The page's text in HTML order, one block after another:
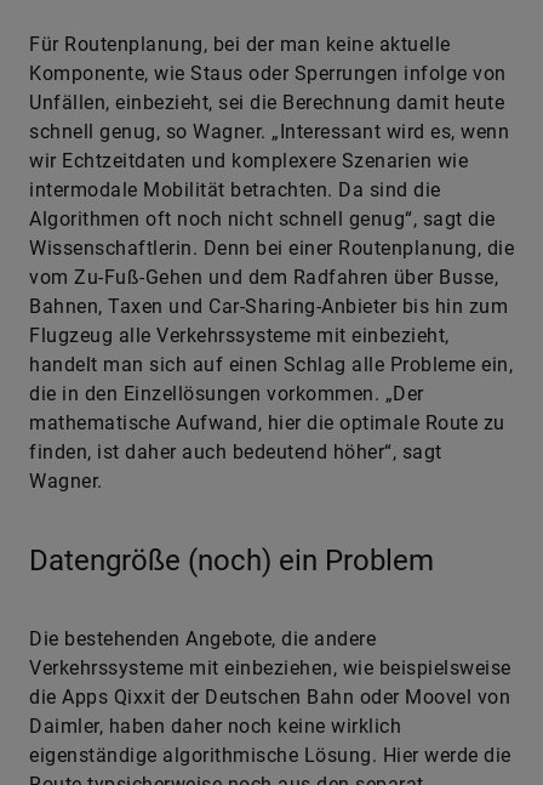
Für Routenplanung, bei der man keine aktuelle
Komponente, wie Staus oder Sperrungen infolge von
Unfällen, einbezieht, sei die Berechnung damit heute
schnell genug, so Wagner. „Interessant wird es, wenn
wir Echtzeitdaten und komplexere Szenarien wie
intermodale Mobilität betrachten. Da sind die
Algorithmen oft noch nicht schnell genug“, sagt die
Wissenschaftlerin. Denn bei einer Routenplanung, die
vom Zu-Fuß-Gehen und dem Radfahren über Busse,
Bahnen, Taxen und Car-Sharing-Anbieter bis hin zum
Flugzeug alle Verkehrssysteme mit einbezieht,
handelt man sich auf einen Schlag alle Probleme ein,
die in den Einzellösungen vorkommen. „Der
mathematische Aufwand, hier die optimale Route zu
finden, ist daher auch bedeutend höher“, sagt
Wagner.
Datengröße (noch) ein Problem
Die bestehenden Angebote, die andere
Verkehrssysteme mit einbeziehen, wie beispielsweise
die Apps Qixxit der Deutschen Bahn oder Moovel von
Daimler, haben daher noch keine wirklich
eigenständige algorithmische Lösung. Hier werde die